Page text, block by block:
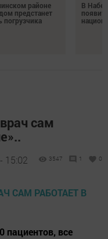
районе
предстанет
погрузчика
В
сам
15:02 3547 1 0
пациентов, все